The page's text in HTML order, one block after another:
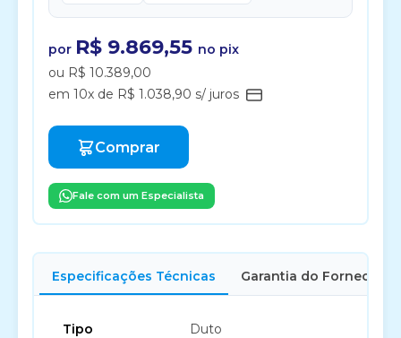
por R$ 9.869,55 no pix
ou R$ 10.389,00
em 10x de R$ 1.038,90 s/ juros
Comprar
Fale com um Especialista
Especificações Técnicas Garantia do Fornecedor
Tipo Duto